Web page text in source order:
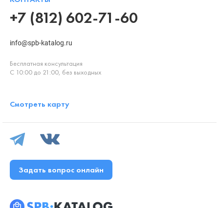
+7 (812) 602-71-60
info@spb-katalog.ru
Бесплатная консультация
С 10:00 до 21:00, без выходных
Смотреть карту
Задать вопрос онлайн